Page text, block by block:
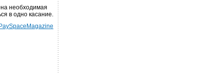
необходимая
в одно касание.
PaySpaceMagazine